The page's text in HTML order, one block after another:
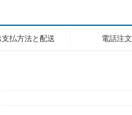
支払方法と配送 電話注文